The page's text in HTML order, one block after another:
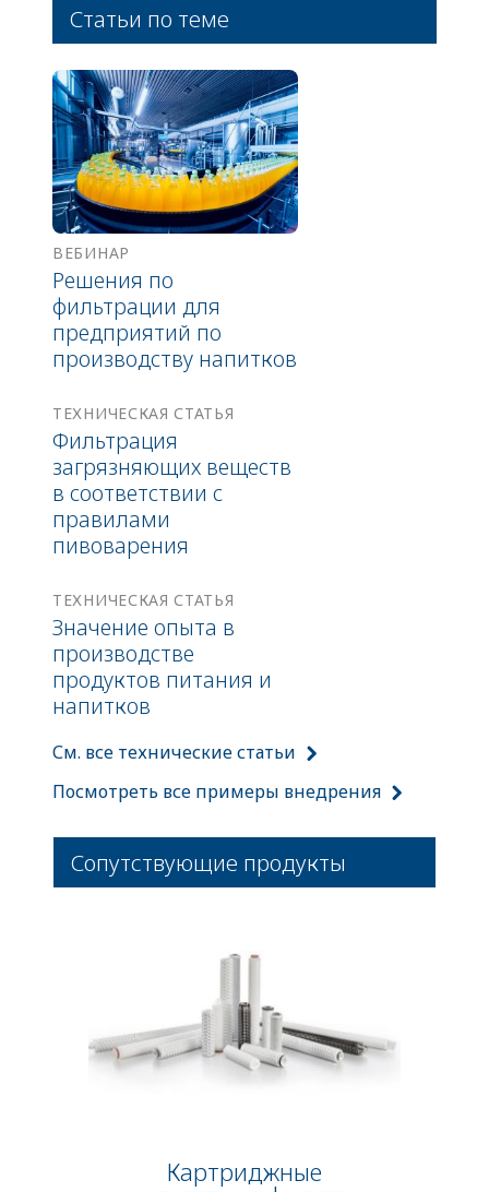
Статьи по теме
ВЕБИНАР
Решения по
фильтрации для
предприятий по
производству напитков
ТЕХНИЧЕСКАЯ СТАТЬЯ
Фильтрация
загрязняющих веществ
в соответствии с
правилами
пивоварения
ТЕХНИЧЕСКАЯ СТАТЬЯ
Значение опыта в
производстве
продуктов питания и
напитков
См. все технические статьи
Посмотреть все примеры внедрения
Сопутствующие продукты
Картриджные